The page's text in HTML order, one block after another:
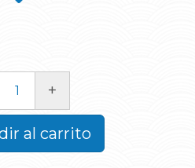
+
al carrito